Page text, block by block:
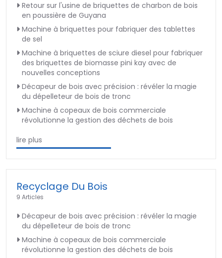
Retour sur l'usine de briquettes de charbon de bois
en poussière de Guyana
Machine à briquettes pour fabriquer des tablettes
de sel
Machine à briquettes de sciure diesel pour fabriquer
des briquettes de biomasse pini kay avec de
nouvelles conceptions
Décapeur de bois avec précision : révéler la magie
du dépelleteur de bois de tronc
Machine à copeaux de bois commerciale
révolutionne la gestion des déchets de bois
lire plus
Recyclage Du Bois
9 Articles
Décapeur de bois avec précision : révéler la magie
du dépelleteur de bois de tronc
Machine à copeaux de bois commerciale
révolutionne la gestion des déchets de bois